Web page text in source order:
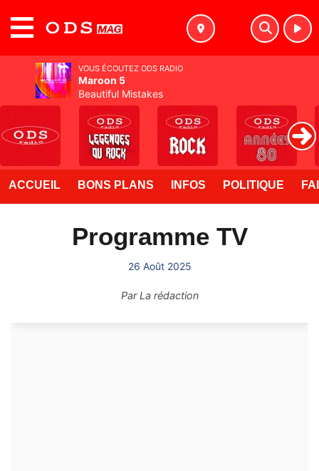
ACCUEIL BONS PLANS INFOS POLITIQUE
Programme TV
26 Août 2025
ParLa rédaction
VOUS ÉCOUTEZ ODS RADIO
Maroon 5
Beautiful Mistakes